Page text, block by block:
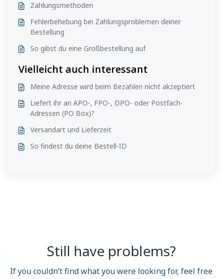
Zahlungsmethoden
Fehlerbehebung bei Zahlungsproblemen deiner
Bestellung
So gibst du eine Großbestellung auf
Vielleicht auch interessant
Meine Adresse wird beim Bezahlen nicht akzeptiert
Liefert ihr an APO-, FPO-, DPO- oder Postfach-
Adressen (PO Box)?
Versandart und Lieferzeit
So findest du deine Bestell-ID
Still have problems?
If you couldn’t find what you were looking for, feel free